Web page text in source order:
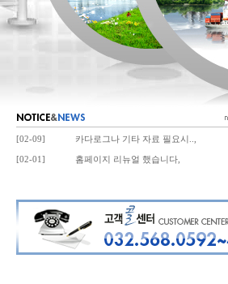
[02-09] 카다로그나 기타 자료 필요시..,
[02-01] 홈페이지 리뉴얼 했습니다,